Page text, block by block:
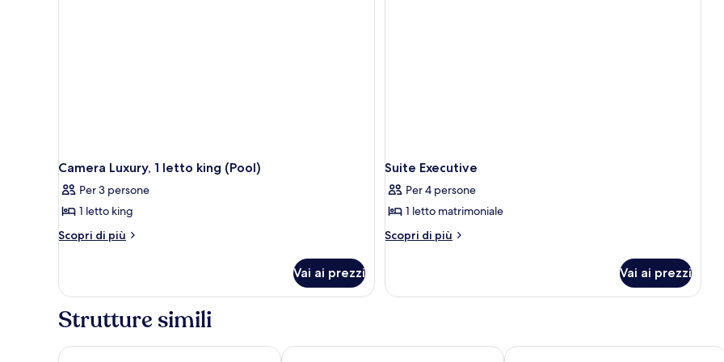
Camera Luxury, 1 letto king (Pool)
Per 3 persone
1 letto king
Scopri di più
Altri
Luxury,
letto
(Pool)
Vai ai prezzi
Suite Executive
Per 4 persone
1 letto matrimoniale
Scopri di più
Altri
Executive
Vai ai prezzi
Strutture simili
DoubleTree by Hilton Varanasi Radisson Hotel Varanasi HOTEL DOLPHIN GRAND